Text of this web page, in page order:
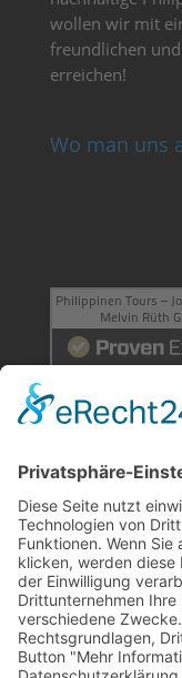
wollen wir mit
freundlichen
erreichen!
Wo man uns